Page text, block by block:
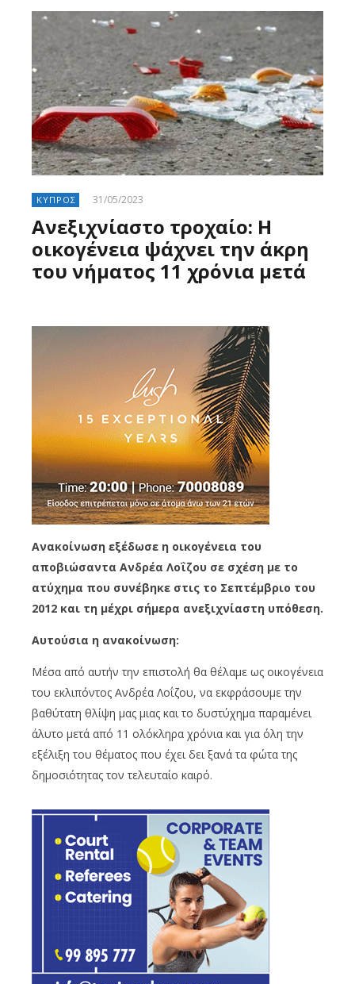
ΚΥΠΡΟΣ 31/05/2023
Ανεξιχνίαστο τροχαίο: Η
οικογένεια ψάχνει την άκρη
του νήματος 11 χρόνια μετά
Ανακοίνωση εξέδωσε η οικογένεια του
αποβιώσαντα Ανδρέα Λοΐζου σε σχέση με το
ατύχημα που συνέβηκε στις το Σεπτέμβριο του
2012 και τη μέχρι σήμερα ανεξιχνίαστη υπόθεση.
Αυτούσια η ανακοίνωση:
Μέσα από αυτήν την επιστολή θα θέλαμε ως οικογένεια
του εκλιπόντος Ανδρέα Λοΐζου, να εκφράσουμε την
βαθύτατη θλίψη μας μιας και το δυστύχημα παραμένει
άλυτο μετά από 11 ολόκληρα χρόνια και για όλη την
εξέλιξη του θέματος που έχει δει ξανά τα φώτα της
δημοσιότητας τον τελευταίο καιρό.